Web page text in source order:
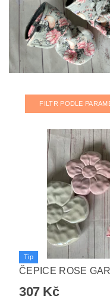
FILTR PODLE
Tip
ČEPICE ROSE
307 Kč